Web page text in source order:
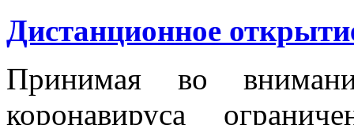
Дистанционное
Принимая во
коронавируса